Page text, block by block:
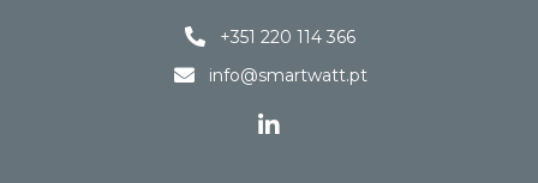
+351 220 114 366
info@smartwatt.pt